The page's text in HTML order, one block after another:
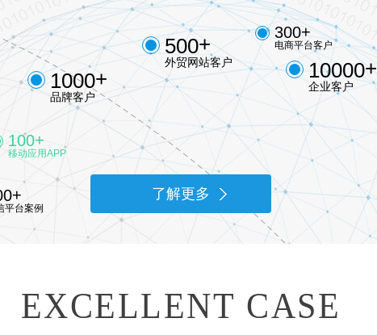
了解更多
了解更多
+
平台案例
100+
移动应用APP
500+
外贸网站客户
1000+
品牌客户
300+
电商平台客户
10000+
企业客户
EXCELLENT CASE